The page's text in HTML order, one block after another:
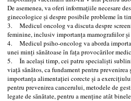
De asemenea, va oferi informațiile necesare
ginecologice și despre posibile probleme în
3. Medicul oncolog va discuta despre
feminine, inclusiv importanța mamografiilor
4. Medicul psiho-oncolog va aborda
unei minți sănătoase în fața provocărilor
5. În același timp, cei patru specialiști
viață sănătos, ca fundament pentru
importanța alimentației corecte și a
pentru prevenirea cancerului, metodele de
legate de sănătate, pentru a menține atât